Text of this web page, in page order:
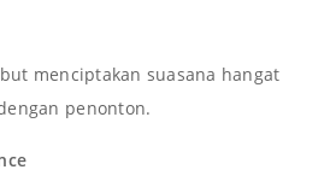
menciptakan suasana hangat
penonton.